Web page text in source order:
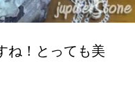
ね！とっても美